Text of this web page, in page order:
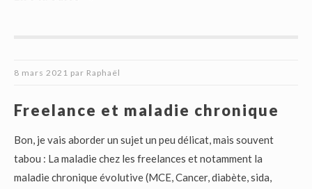
8 mars 2021 par Raphaël
Freelance et maladie chronique
Bon, je vais aborder un sujet un peu délicat, mais souvent
tabou : La maladie chez les freelances et notamment la
maladie chronique évolutive (MCE, Cancer, diabète, sida,